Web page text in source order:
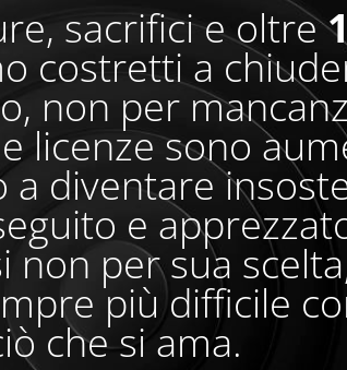
sacrifici e oltre
costretti a
non per
licenze sono
diventare
e
non per sua
più difficile
che si ama.